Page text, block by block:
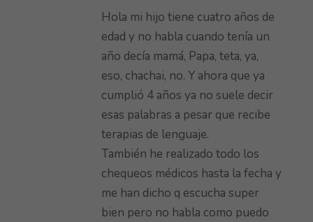
Hola mi hijo tiene cuatro años de
edad y no habla cuando tenía un
año decía mamá, Papa, teta, ya,
eso, chachai, no. Y ahora que ya
cumplió 4 años ya no suele decir
esas palabras a pesar que recibe
terapias de lenguaje.
También he realizado todo los
chequeos médicos hasta la fecha y
me han dicho q escucha super
bien pero no habla como puedo